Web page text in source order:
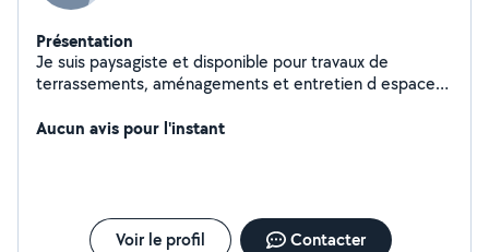
Présentation
Je suis paysagiste et disponible pour travaux de
terrassements, aménagements et entretien d espaces
Aucun avis pour l'instant
Voir le profil Contacter